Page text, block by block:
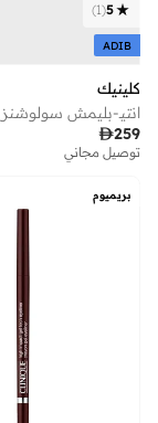
5
(
1
)
ADIB
كلينيك
259
توصيل مجاني
بريميوم